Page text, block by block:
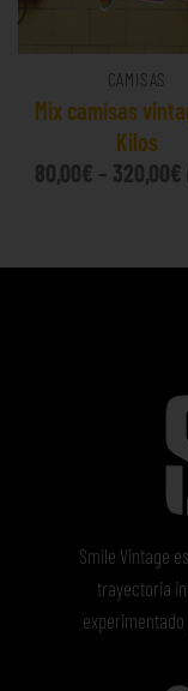
CAMISAS
Mix camisas
Kilos
80,00€ – 320,00€
Smile Vintage
trayectoria